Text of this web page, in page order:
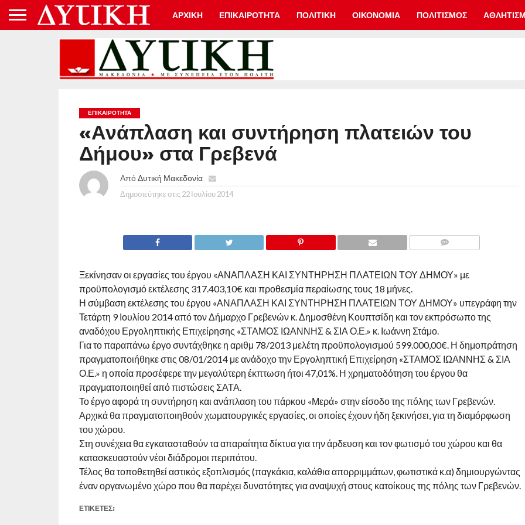
ΑΡΧΙΚΗ ΕΠΙΚΑΙΡΟΤΗΤΑ ΠΟΛΙΤΙΚΗ ΟΙΚΟΝΟΜΙΑ ΠΟΛΙΤΙΣΜΟΣ
ΕΠΙΚΑΙΡΟΤΗΤΑ
«Ανάπλαση και συντήρηση πλατειών του
Δήμου» στα Γρεβενά
ΑπόΔυτική Μακεδονία
Δημοσιεύτηκε στις 22 Ιουλίου 2014
Ξεκίνησαν οι εργασίες του έργου «ΑΝΑΠΛΑΣΗ ΚΑΙ ΣΥΝΤΗΡΗΣΗ ΠΛΑΤΕΙΩΝ ΤΟΥ ΔΗΜΟΥ» με
προϋπολογισμό εκτέλεσης 317.403,10€ και προθεσμία περαίωσης τους 18 μήνες.
Η σύμβαση εκτέλεσης του έργου «ΑΝΑΠΛΑΣΗ ΚΑΙ ΣΥΝΤΗΡΗΣΗ ΠΛΑΤΕΙΩΝ ΤΟΥ ΔΗΜΟΥ» υπεγράφη την
Τετάρτη 9 Ιουλίου 2014 από τον Δήμαρχο Γρεβενών κ. Δημοσθένη Κουπτσίδη και τον εκπρόσωπο της
αναδόχου Εργοληπτικής Επιχείρησης «ΣΤΑΜΟΣ ΙΩΑΝΝΗΣ & ΣΙΑ Ο.Ε.» κ. Ιωάννη Στάμο.
Για το παραπάνω έργο συντάχθηκε η αριθμ 78/2013 μελέτη προϋπολογισμού 599.000,00€. Η δημοπράτηση
πραγματοποιήθηκε στις 08/01/2014 με ανάδοχο την Εργοληπτική Επιχείρηση «ΣΤΑΜΟΣ ΙΩΑΝΝΗΣ & ΣΙΑ
Ο.Ε.» η οποία προσέφερε την μεγαλύτερη έκπτωση ήτοι 47,01%. Η χρηματοδότηση του έργου θα
πραγματοποιηθεί από πιστώσεις ΣΑΤΑ.
Το έργο αφορά τη συντήρηση και ανάπλαση του πάρκου «Μερά» στην είσοδο της πόλης των Γρεβενών.
Αρχικά θα πραγματοποιηθούν χωματουργικές εργασίες, οι οποίες έχουν ήδη ξεκινήσει, για τη διαμόρφωση
του χώρου.
Στη συνέχεια θα εγκατασταθούν τα απαραίτητα δίκτυα για την άρδευση και τον φωτισμό του χώρου και θα
κατασκευαστούν νέοι διάδρομοι περιπάτου.
Τέλος θα τοποθετηθεί αστικός εξοπλισμός (παγκάκια, καλάθια απορριμμάτων, φωτιστικά κ.α) δημιουργώντας
έναν οργανωμένο χώρο που θα παρέχει δυνατότητες για αναψυχή στους κατοίκους της πόλης των Γρεβενών.
ΕΤΙΚΕΤΕΣ: